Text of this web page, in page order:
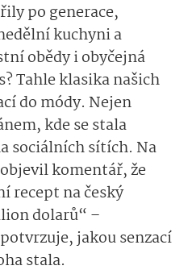
po generace,
kuchyni a
obědy i obyčejná
Tahle klasika našich
do módy. Nejen
kde se stala
sociálních sítích. Na
komentář, že
recept na český
dolarů“ –
jakou senzací
stala.